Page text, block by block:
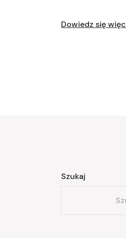
Dowiedz się
Szukaj